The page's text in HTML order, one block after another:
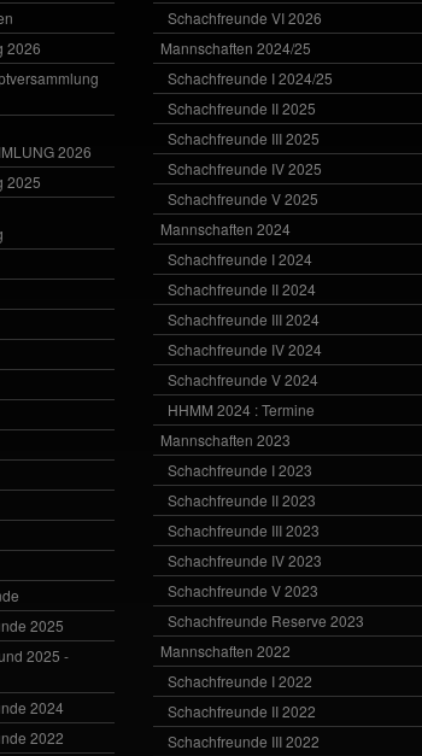
2026
2026
2025
2025
2025 -
2024
2022
Schachfreunde VI 2026
Mannschaften 2024/25
Schachfreunde I 2024/25
Schachfreunde II 2025
Schachfreunde III 2025
Schachfreunde IV 2025
Schachfreunde V 2025
Mannschaften 2024
Schachfreunde I 2024
Schachfreunde II 2024
Schachfreunde III 2024
Schachfreunde IV 2024
Schachfreunde V 2024
HHMM 2024 : Termine
Mannschaften 2023
Schachfreunde I 2023
Schachfreunde II 2023
Schachfreunde III 2023
Schachfreunde IV 2023
Schachfreunde V 2023
Schachfreunde Reserve 2023
Mannschaften 2022
Schachfreunde I 2022
Schachfreunde II 2022
Schachfreunde III 2022